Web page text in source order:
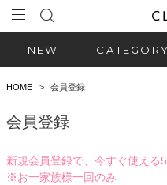
NEW CATEGORY
HOME 会員登録
会員登録
新規会員登録で、今すぐ使える
※お一家族様一回のみ